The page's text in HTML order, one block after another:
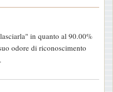
in quanto al 90.00%
odore di riconoscimento